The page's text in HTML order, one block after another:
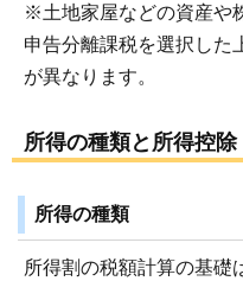
※土地家屋などの資産や
申告分離課税を選択した
が異なります。
所得の種類と所得控除
所得の種類
所得割の税額計算の基礎